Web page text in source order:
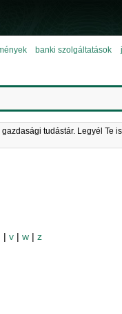
banki szolgáltatások
tudástár. Legyél
|v |w |z